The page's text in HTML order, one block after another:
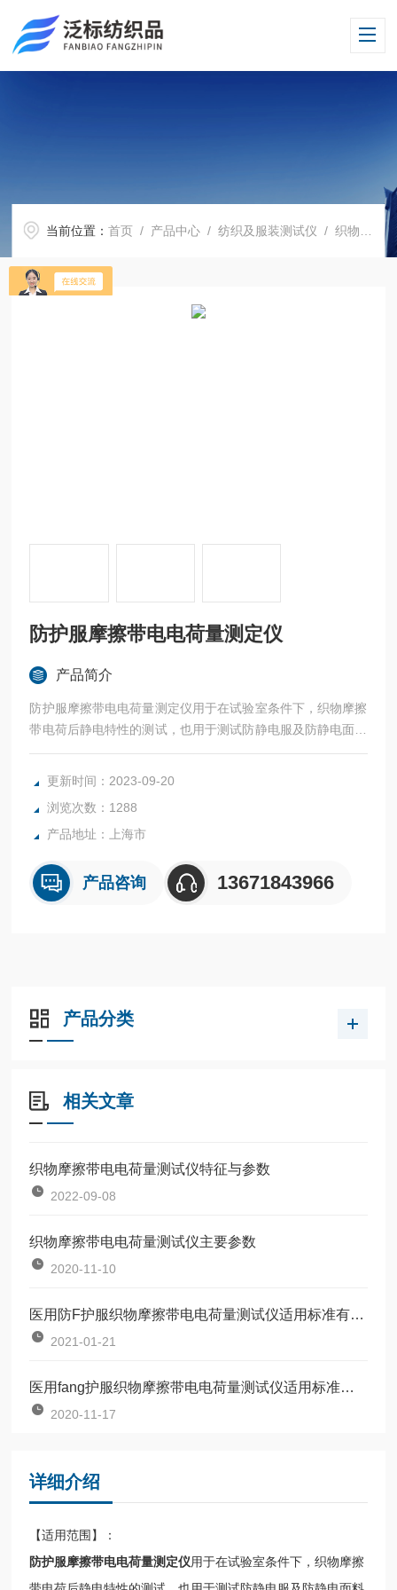
当前位置：首页 / 产品中心 /纺织及服装测试仪 /织物摩擦带电电荷量测试仪
防护服摩擦带电电荷量测定仪
产品简介
防护服摩擦带电电荷量测定仪用于在试验室条件下，织物摩擦
带电荷后静电特性的测试，也用于测试防静电服及防静电面料
的防静电性能，以及劳安认证及生产许可证的评审。
更新时间：2023-09-20
浏览次数：1288
产品地址：上海市
产品咨询 13671843966
产品分类
相关文章
织物摩擦带电电荷量测试仪特征与参数
2022-09-08
织物摩擦带电电荷量测试仪主要参数
2020-11-10
医用防F护服织物摩擦带电电荷量测试仪适用标准有哪些
2021-01-21
医用fang护服织物摩擦带电电荷量测试仪适用标准有哪些
2020-11-17
详细介绍
【适用范围】：
防护服摩擦带电电荷量测定仪用于在试验室条件下，织物摩擦